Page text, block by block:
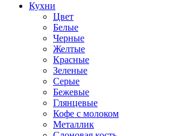
Кухни
Цвет
Белые
Черные
Желтые
Красные
Зеленые
Серые
Бежевые
Глянцевые
Кофе с молоком
Металлик